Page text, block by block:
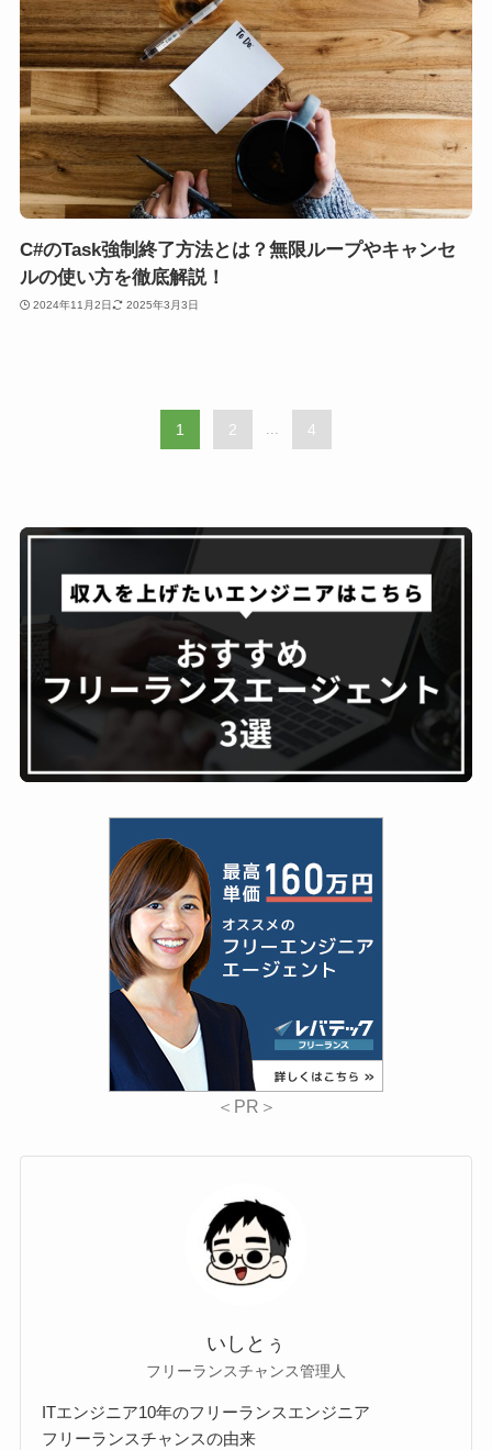
C#のTask強制終了方法とは？無限ループやキャンセ
ルの使い方を徹底解説！
2024年11月2日 2025年3月3日
1 2 ... 4
＜PR＞
いしとぅ
フリーランスチャンス管理人
ITエンジニア10年のフリーランスエンジニア
フリーランスチャンスの由来